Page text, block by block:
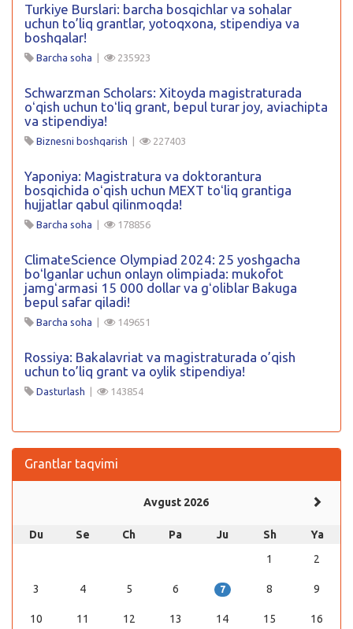
Turkiye Burslari: barcha bosqichlar va sohalar
uchun to’liq grantlar, yotoqxona, stipendiya va
boshqalar!
Barcha soha | 235923
Schwarzman Scholars: Xitoyda magistraturada
oʻqish uchun toʻliq grant, bepul turar joy, aviachipta
va stipendiya!
Biznesni boshqarish | 227403
Yaponiya: Magistratura va doktorantura
bosqichida oʻqish uchun MEXT toʻliq grantiga
hujjatlar qabul qilinmoqda!
Barcha soha | 178856
ClimateScience Olympiad 2024: 25 yoshgacha
boʻlganlar uchun onlayn olimpiada: mukofot
jamgʻarmasi 15 000 dollar va gʻoliblar Bakuga
bepul safar qiladi!
Barcha soha | 149651
Rossiya: Bakalavriat va magistraturada o’qish
uchun to’liq grant va oylik stipendiya!
Dasturlash | 143854
Grantlar taqvimi
Avgust 2026
Du Se Ch Pa Ju Sh
Ya
1
2
3 4 5 6 7 8 9
10 11 12 13 14 15 16